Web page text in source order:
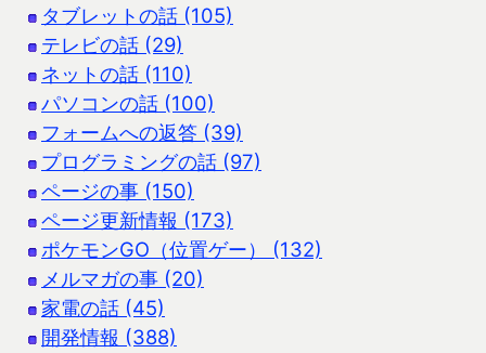
タブレットの話 (105)
テレビの話 (29)
ネットの話 (110)
パソコンの話 (100)
フォームへの返答 (39)
プログラミングの話 (97)
ページの事 (150)
ページ更新情報 (173)
ポケモンGO（位置ゲー） (132)
メルマガの事 (20)
家電の話 (45)
開発情報 (388)